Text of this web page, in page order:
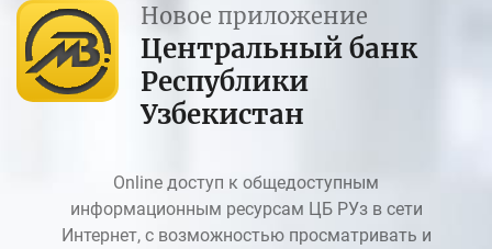
Новое приложение
Центральный банк
Республики
Узбекистан
Online доступ к общедоступным
информационным ресурсам ЦБ РУз в сети
Интернет, с возможностью просматривать и